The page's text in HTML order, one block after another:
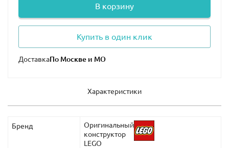
В корзину
Купить в один клик
Доставка
Характеристики
Бренд
Оригинальный
конструктор
LEGO